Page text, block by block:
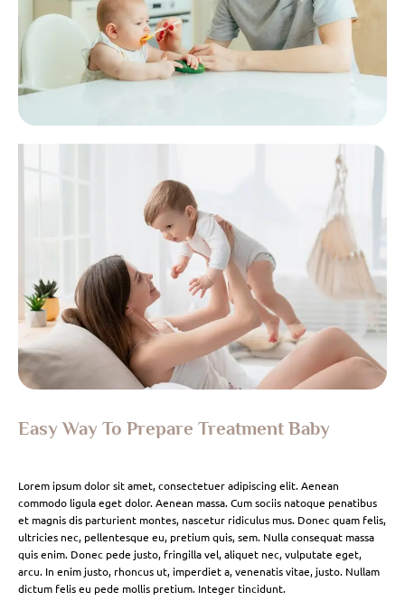
Easy Way To Prepare Treatment Baby
Lorem ipsum dolor sit amet, consectetuer adipiscing elit. Aenean
commodo ligula eget dolor. Aenean massa. Cum sociis natoque penatibus
et magnis dis parturient montes, nascetur ridiculus mus. Donec quam felis,
ultricies nec, pellentesque eu, pretium quis, sem. Nulla consequat massa
quis enim. Donec pede justo, fringilla vel, aliquet nec, vulputate eget,
arcu. In enim justo, rhoncus ut, imperdiet a, venenatis vitae, justo. Nullam
dictum felis eu pede mollis pretium. Integer tincidunt.